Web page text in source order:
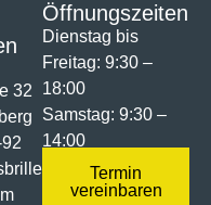
32
Öffnungszeiten
Dienstag bis
Freitag: 9:30 –
18:00
Samstag: 9:30 –
14:00
Termin
vereinbaren